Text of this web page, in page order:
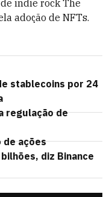
indie rock The
adoção de NFTs.
stablecoins por 24
regulação de
de ações
diz Binance